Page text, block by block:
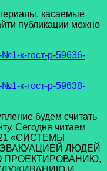
касаемые
публикации можно
к-гост-р-59636-
к-гост-р-59638-
будем считать
Сегодня читаем
«СИСТЕМЫ
ЛЮДЕЙ
ПРОЕКТИРОВАНИЮ,